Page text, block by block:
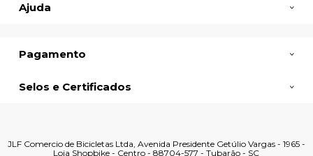
Ajuda
Pagamento
Selos e Certificados
JLF Comercio de Bicicletas Ltda, Avenida Presidente Getúlio Vargas - 1965 -
Loja Shopbike - Centro - 88704-577 - Tubarão - SC